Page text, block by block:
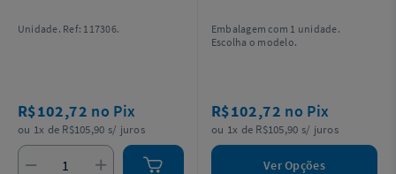
Unidade. Ref: 117306.
R$102,72 no Pix
ou 1x de R$105,90 s/ juros
Embalagem com 1 unidade.
Escolha o modelo.
R$102,72 no Pix
ou 1x de R$105,90 s/ juros
Ver Opções